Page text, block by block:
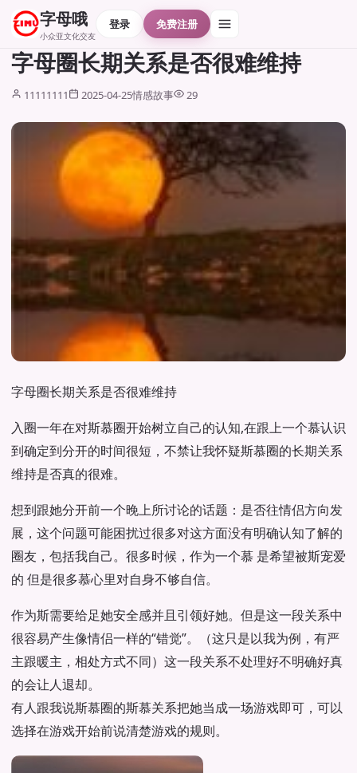
字母哦
小众亚文化交友
登录 免费注册
字母圈长期关系是否很难维持
11111111 2025-04-25情感故事 29
字母圈长期关系是否很难维持
入圈一年在对斯慕圈开始树立自己的认知,在跟上一个慕认识
到确定到分开的时间很短，不禁让我怀疑斯慕圈的长期关系
维持是否真的很难。
想到跟她分开前一个晚上所讨论的话题：是否往情侣方向发
展，这个问题可能困扰过很多对这方面没有明确认知了解的
圈友，包括我自己。很多时候，作为一个慕 是希望被斯宠爱
的 但是很多慕心里对自身不够自信。
作为斯需要给足她安全感并且引领好她。但是这一段关系中
很容易产生像情侣一样的“错觉”。（这只是以我为例，有严
主跟暖主，相处方式不同）这一段关系不处理好不明确好真
的会让人退却。
有人跟我说斯慕圈的斯慕关系把她当成一场游戏即可，可以
选择在游戏开始前说清楚游戏的规则。